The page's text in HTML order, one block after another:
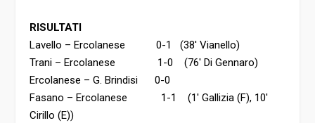
RISULTATI
Lavello – Ercolanese 0-1 (38′ Vianello)
Trani – Ercolanese 1-0 (76′ Di Gennaro)
Ercolanese – G. Brindisi 0-0
Fasano – Ercolanese 1-1 (1′ Gallizia (F), 10′
Cirillo (E))